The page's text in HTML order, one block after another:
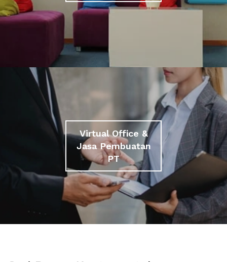
Virtual Office &
Jasa Pembuatan
PT